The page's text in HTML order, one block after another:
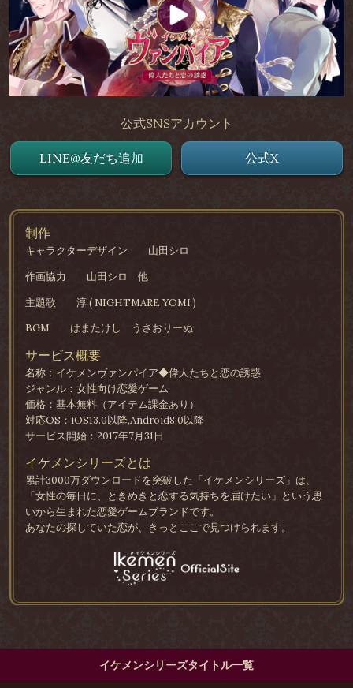
公式SNSアカウント
LINE@友だち追加 公式X
制作
キャラクターデザイン
山田シロ
作画協力
山田シロ 他
主題歌
淳 ( NIGHTMARE YOMI )
BGM
はまたけし うさおりーぬ
サービス概要
名称：イケメンヴァンパイア◆偉人たちと恋の誘惑
ジャンル：女性向け恋愛ゲーム
価格：基本無料（アイテム課金あり）
対応OS：iOS13.0以降,Android8.0以降
サービス開始：2017年7月31日
イケメンシリーズとは
累計3000万ダウンロードを突破した「イケメンシリーズ」は、
「女性の毎日に、ときめきと恋する気持ちを届けたい」という思
いから生まれた恋愛ゲームブランドです。
あなたの探していた恋が、きっとここで見つけられます。
イケメンシリーズタイトル一覧